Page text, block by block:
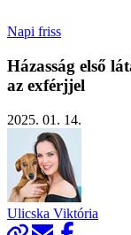
Napi friss
Házasság első
az exférjjel
2025. 01. 14.
Ulicska Viktória